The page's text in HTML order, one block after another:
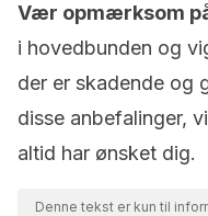
Vær opmærksom
i hovedbunden og
der er skadende og
disse anbefalinger,
altid har ønsket dig.
Denne tekst er kun til